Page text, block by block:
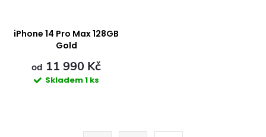
iPhone 14 Pro Max 128GB
Gold
od 11 990 Kč
Skladem1 ks